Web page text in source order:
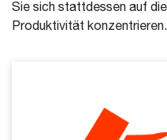
Sie sich stattdessen auf
Produktivität konzentrieren.